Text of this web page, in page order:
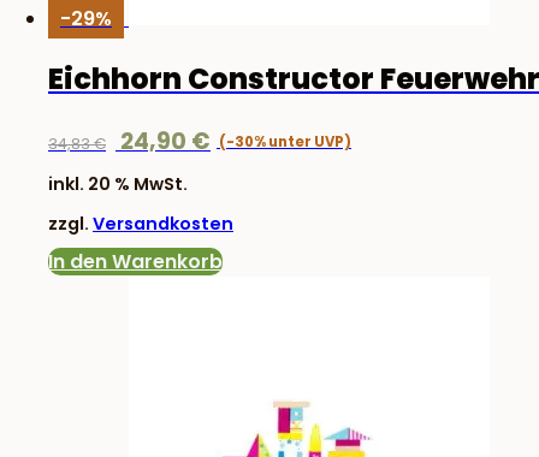
-29%
Eichhorn Constructor
34,83€
Ursprünglicher
war:
34,83 €
24,90 €
inkl. 20 % MwSt.
zzgl. Versandkosten
In den Warenkorb